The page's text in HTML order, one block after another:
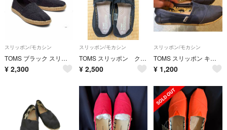
スリッポン/モカシン
TOMS ブラック スリッポン ボタニカルレース 23.5
¥ 2,300
スリッポン/モカシン
TOMS スリッポン クロシェ レース ブラック
¥ 2,500
スリッポン/モカシン
TOMS スリッポン キャンバス地 ネイビー W6
¥ 1,200